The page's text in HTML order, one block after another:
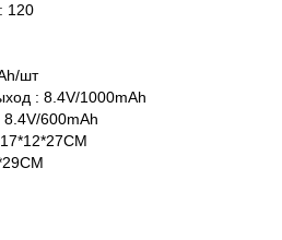
120
шт
: 8.4V/1000mAh
8.4V/600mAh